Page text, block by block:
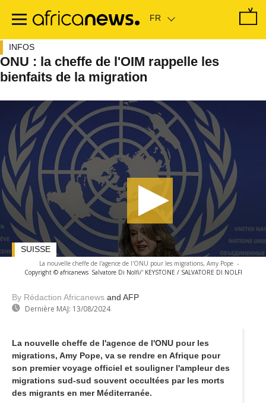
contenu
INFOS
ONU : la cheffe de l'OIM rappelle les
bienfaits de la migration
La nouvelle cheffe de l'agence de l'ONU pour les migrations, Amy Pope -
Copyright © africanews Salvatore Di Nolfi/' KEYSTONE / SALVATORE DI NOLFI
By Rédaction Africanews and AFP
Dernière MAJ: 13/08/2024
SUISSE
La nouvelle cheffe de l'agence de l'ONU pour les
migrations, Amy Pope, va se rendre en Afrique pour
son premier voyage officiel et souligner l'ampleur des
migrations sud-sud souvent occultées par les morts
des migrants en mer Méditerranée.